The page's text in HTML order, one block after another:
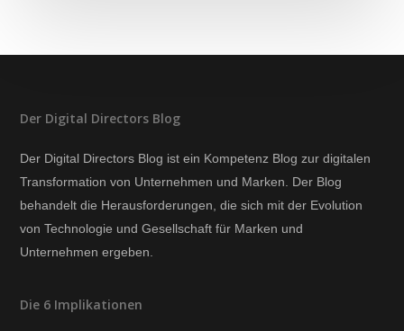
Der Digital Directors Blog
Der Digital Directors Blog ist ein Kompetenz Blog zur digitalen
Transformation von Unternehmen und Marken. Der Blog
behandelt die Herausforderungen, die sich mit der Evolution
von Technologie und Gesellschaft für Marken und
Unternehmen ergeben.
Die 6 Implikationen